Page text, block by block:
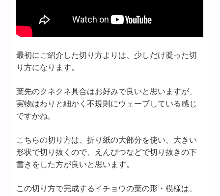
最初にご紹介した切り方よりは、少しだけ凝った切
り方になります。
葉先のクネクネ具合はお好みで良いと思いますが、
実物はわりと細かく不規則にウェーブしている感じ
ですかね。
こちらの切り方は、折り紙の大部分を使い、大きい
形状で切り抜くので、えんぴつなどで切り抜きの下
書きをした方が良いと思います。
この切り方で完成するイチョウの葉の形・模様は、